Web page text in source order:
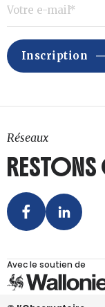
Réseaux
Avec le soutien de